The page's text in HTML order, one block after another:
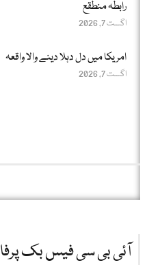
رابطہ منطقع
اگست 7, 2026
امریکا میں دل دہلا دینے والا واقعہ
اگست 7, 2026
آئی بی سی فیس بک